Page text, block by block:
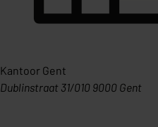
Kantoor Gent
Dublinstraat 31/010 9000 Gent